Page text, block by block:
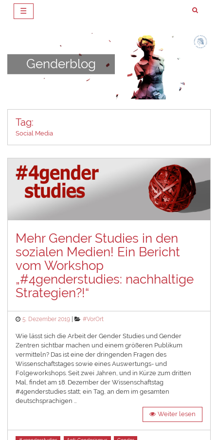
☰
Genderblog
Tag:
Social Media
Mehr Gender Studies in den
sozialen Medien! Ein Bericht
vom Workshop
„#4genderstudies: nachhaltige
Strategien?!“
Posted
5. Dezember 2019 Categories
#VorOrt
Wie lässt sich die Arbeit der Gender Studies und Gender
Zentren sichtbar machen und einem größeren Publikum
vermitteln? Das ist eine der dringenden Fragen des
Wissenschaftstages sowie eines Auswertungs- und
Folgeworkshops. Seit zwei Jahren, und in Kürze zum dritten
Mal, findet am 18. Dezember der Wissenschaftstag
#4genderstudies statt; ein Tag, an dem im gesamten
deutschsprachigen …
Weiter lesen